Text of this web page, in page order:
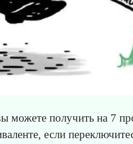
можете получить на 7
если